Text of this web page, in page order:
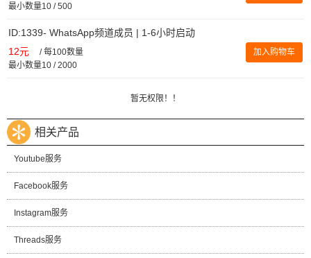
最小数量10 / 500
ID:1339- WhatsApp频道成员 | 1-6小时启动
12元 /每100数量
最小数量10 / 2000
加入购物车
暂无权限！！
相关产品
Youtube服务
Facebook服务
Instagram服务
Threads服务